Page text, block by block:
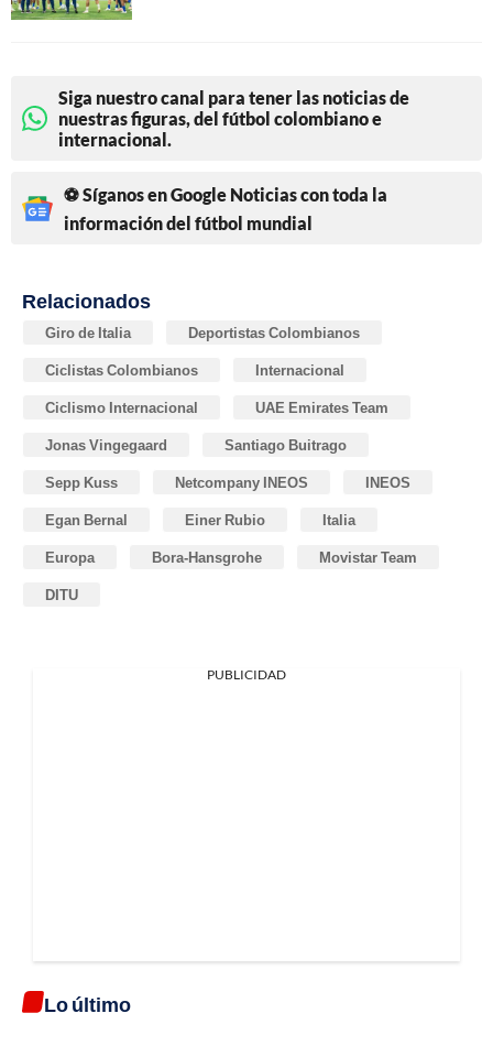
Siga nuestro canal para tener las noticias de
nuestras figuras, del fútbol colombiano e
internacional.
⚽ Síganos en Google Noticias con toda la
información del fútbol mundial
Relacionados
Giro de Italia Deportistas Colombianos
Ciclistas Colombianos Internacional
Ciclismo Internacional UAE Emirates Team
Jonas Vingegaard Santiago Buitrago
Sepp Kuss Netcompany INEOS INEOS
Egan Bernal Einer Rubio Italia
Europa Bora-Hansgrohe Movistar Team
DITU
PUBLICIDAD
Lo último